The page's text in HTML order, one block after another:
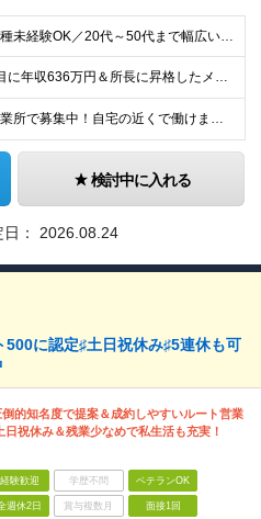
＜業界・職種未経験OK／20代～50代まで幅広い年齢層が活躍中＞ ■普通自動車免許（AT限定可）をお持ちの方 └お客様先へ訪問するため、問題なく運転ができる方を想定しています。 ■高卒以上 ■60歳未
《入社3年目に年収636万円＆所長に昇格したメンバーも！》 ◆月給245,796円～269,205円+営業実績手当+諸手当 ※試用期間3ヶ月(待遇同一) ※固定残業代(22.5時間分/35,796円～
全国の各営業所で募集中！自宅の近くで働けます。 ※住所は一部の営業所のみ載せています ★詳細は以下のリンクをご覧ください https://www.fujiyakuhin.co.jp/shop/eig
検討中に入れる
： 2026.08.24
に認定♯土日祝休み♯5連休も可
的知名度で提案＆成約しやすいルート営業
祝休み＆残業少なめで私生活も充実！
験歓迎 学歴不問 ベテランOK
週休2日 賞与複数月 面接1回